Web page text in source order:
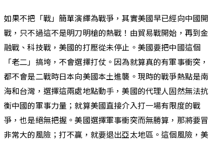
如果不把「戰」簡單演繹為戰爭，其實美國早已經向中國開
戰，只不過這不是明刀明槍的熱戰！由貿易戰開始，再到金
融戰、科技戰，美國的打壓從未停止。美國要把中國這個
「老二」搞垮，不會選擇打仗。因為就算真的有軍事衝突，
都不會是二戰時日本向美國本土進襲。現時的戰爭熱點是南
海和台灣，選擇這兩處地點動手，美國的代理人固然無法抗
衡中國的軍事力量；就算美國直接介入打一場有限度的戰
爭，也是絕無把握。美國選擇軍事衝突而無勝算，那將要冒
非常大的風險；打不贏，就要退出亞太地區。這個風險，美